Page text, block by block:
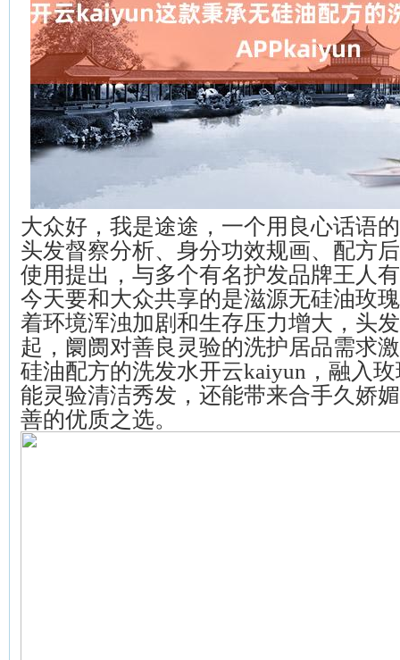
大众好，我是途途，一个用良心话语
头发督察分析、身分功效规画、配方
使用提出，与多个有名护发品牌王人
今天要和大众共享的是滋源无硅油玫
着环境浑浊加剧和生存压力增大，头
起，阛阓对善良灵验的洗护居品需求
硅油配方的洗发水开云kaiyun，融入
能灵验清洁秀发，还能带来合手久娇
善的优质之选。